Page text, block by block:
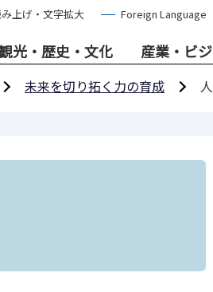
上げ・文字拡大 Foreign Language
光・歴史・文化 産業・ビ
未来を切り拓く力の育成